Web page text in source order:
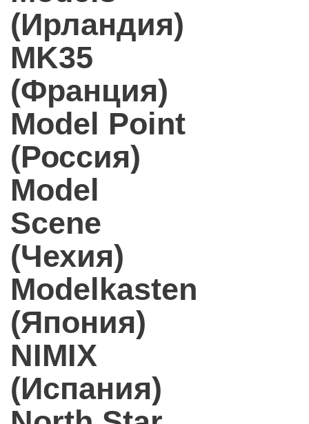
(Ирландия)
MK35
(Франция)
Model Point
(Россия)
Model
Scene
(Чехия)
Modelkasten
(Япония)
NIMIX
(Испания)